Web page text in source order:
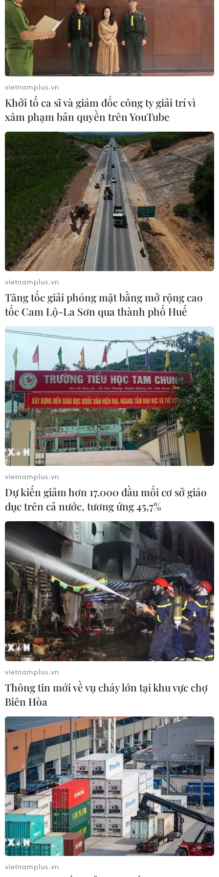
vietnamplus.vn
Khởi tố ca sĩ và giám đốc công ty giải trí vì
xâm phạm bản quyền trên YouTube
vietnamplus.vn
Tăng tốc giải phóng mặt bằng mở rộng cao
tốc Cam Lộ-La Sơn qua thành phố Huế
vietnamplus.vn
Dự kiến giảm hơn 17.000 đầu mối cơ sở giáo
dục trên cả nước, tương ứng 45,7%
vietnamplus.vn
Thông tin mới về vụ cháy lớn tại khu vực chợ
Biên Hòa
vietnamplus.vn